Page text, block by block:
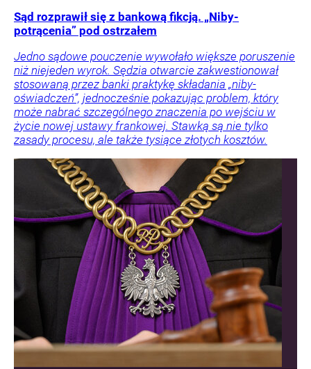
Sąd rozprawił się z bankową fikcją. „Niby-
potrącenia” pod ostrzałem
Jedno sądowe pouczenie wywołało większe poruszenie
niż niejeden wyrok. Sędzia otwarcie zakwestionował
stosowaną przez banki praktykę składania „niby-
oświadczeń”, jednocześnie pokazując problem, który
może nabrać szczególnego znaczenia po wejściu w
życie nowej ustawy frankowej. Stawką są nie tylko
zasady procesu, ale także tysiące złotych kosztów.